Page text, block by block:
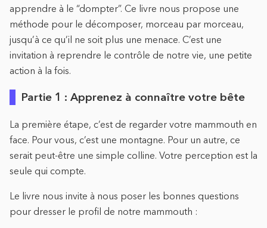
apprendre à le “dompter”. Ce livre nous propose une
méthode pour le décomposer, morceau par morceau,
jusqu’à ce qu’il ne soit plus une menace. C’est une
invitation à reprendre le contrôle de notre vie, une petite
action à la fois.
Partie 1 : Apprenez à connaître votre bête
La première étape, c’est de regarder votre mammouth en
face. Pour vous, c’est une montagne. Pour un autre, ce
serait peut-être une simple colline. Votre perception est la
seule qui compte.
Le livre nous invite à nous poser les bonnes questions
pour dresser le profil de notre mammouth :